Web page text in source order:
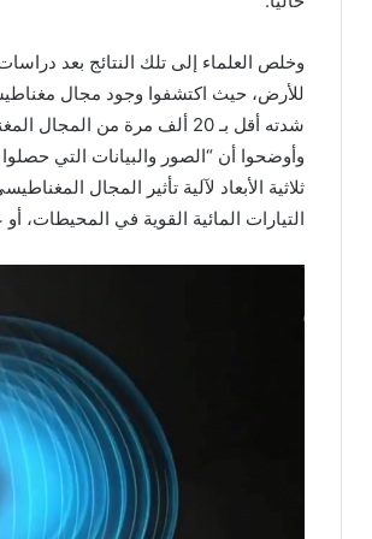
للأرض، حيث اكتشفوا وجود مجال
شدته أقل بـ 20 ألف مرة من المجال المغناطيسي الأساسي المعروف.
ثلاثية الأبعاد لآلية تأثير المجال
التيارات المائية القوية في المحيطات،